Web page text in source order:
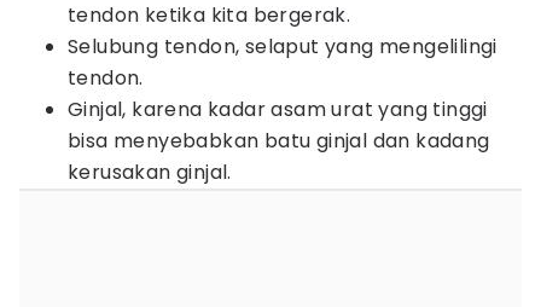
tendon ketika kita bergerak.
Selubung tendon, selaput yang mengelilingi
tendon.
Ginjal, karena kadar asam urat yang tinggi
bisa menyebabkan batu ginjal dan kadang
kerusakan ginjal.